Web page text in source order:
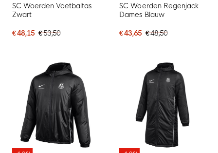
SC Woerden Voetbaltas
Zwart
€ 48,15 € 53,50
SC Woerden Regenjack
Dames Blauw
€ 43,65 € 48,50